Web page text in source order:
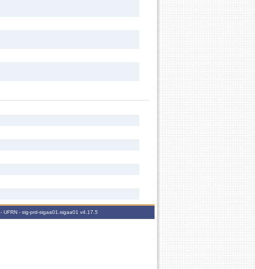
- sig-prd-sigaa01.sigaa01 v4.17.5